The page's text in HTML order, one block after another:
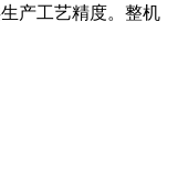
产工艺精度。整机